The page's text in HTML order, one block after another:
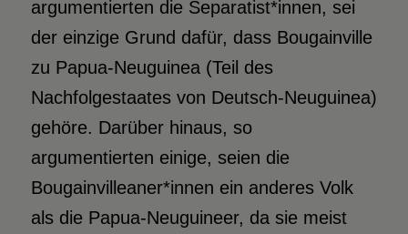
argumentierten die Separatist*innen, sei
der einzige Grund dafür, dass Bougainville
zu Papua-Neuguinea (Teil des
Nachfolgestaates von Deutsch-Neuguinea)
gehöre. Darüber hinaus, so
argumentierten einige, seien die
Bougainvilleaner*innen ein anderes Volk
als die Papua-Neuguineer, da sie meist